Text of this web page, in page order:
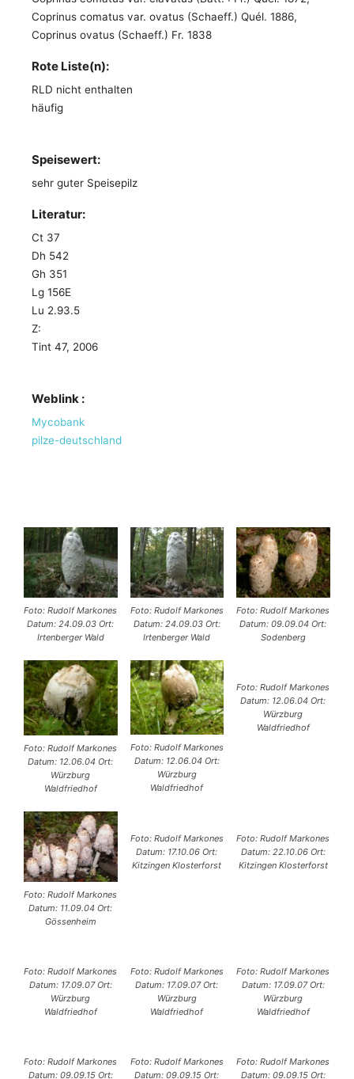
Coprinus comatus var. ovatus (Schaeff.) Quél. 1886,
Coprinus ovatus (Schaeff.) Fr. 1838
Rote Liste(n):
RLD nicht enthalten
häufig
Speisewert:
sehr guter Speisepilz
Literatur:
Ct 37
Dh 542
Gh 351
Lg 156E
Lu 2.93.5
Z:
Tint 47, 2006
Weblink :
Mycobank
pilze-deutschland
Foto: Rudolf Markones
Datum: 24.09.03 Ort:
Irtenberger Wald
Foto: Rudolf Markones
Datum: 24.09.03 Ort:
Irtenberger Wald
Foto: Rudolf Markones
Datum: 09.09.04 Ort:
Sodenberg
Foto: Rudolf Markones
Datum: 12.06.04 Ort:
Würzburg
Waldfriedhof
Foto: Rudolf Markones
Datum: 12.06.04 Ort:
Würzburg
Waldfriedhof
Foto: Rudolf Markones
Datum: 12.06.04 Ort:
Würzburg
Waldfriedhof
Foto: Rudolf Markones
Datum: 11.09.04 Ort:
Gössenheim
Foto: Rudolf Markones
Datum: 17.10.06 Ort:
Kitzingen Klosterforst
Foto: Rudolf Markones
Datum: 22.10.06 Ort:
Kitzingen Klosterforst
Foto: Rudolf Markones
Datum: 17.09.07 Ort:
Würzburg
Waldfriedhof
Foto: Rudolf Markones
Datum: 17.09.07 Ort:
Würzburg
Waldfriedhof
Foto: Rudolf Markones
Datum: 17.09.07 Ort:
Würzburg
Waldfriedhof
Foto: Rudolf Markones
Datum: 09.09.15 Ort:
Foto: Rudolf Markones
Datum: 09.09.15 Ort:
Foto: Rudolf Markones
Datum: 09.09.15 Ort: